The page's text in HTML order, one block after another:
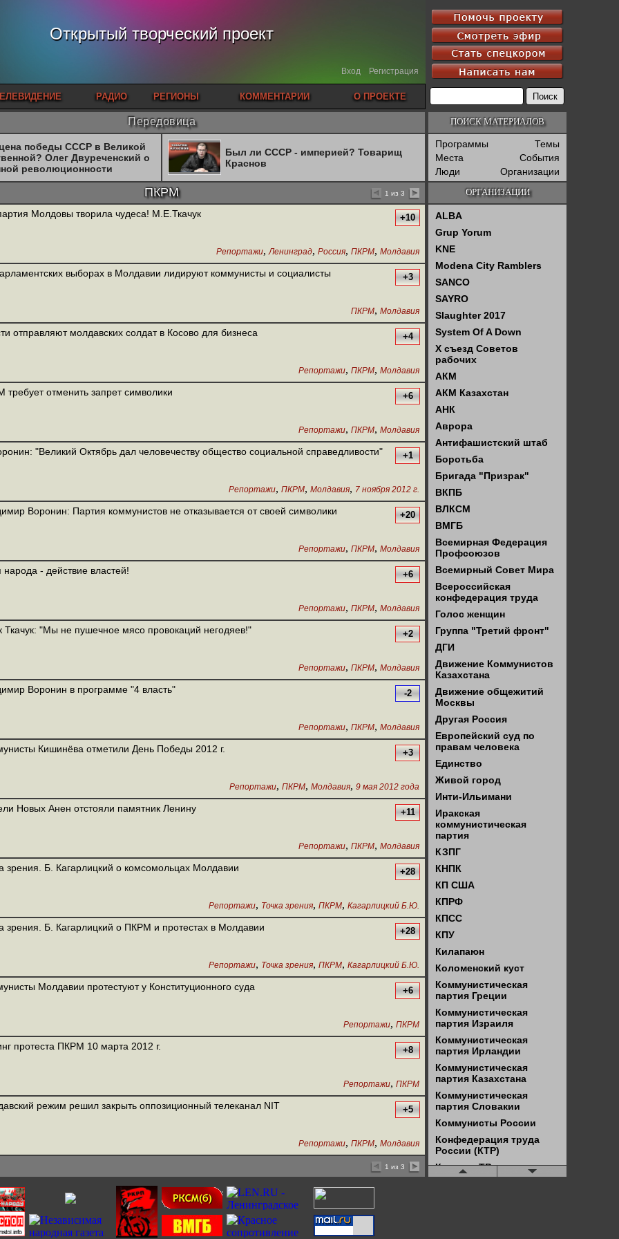
Открытый творческий проект
Вход Регистрация
РАДИО РЕГИОНЫ КОММЕНТАРИИ О ПРОЕКТЕ
Передовица
победы СССР в Великой
Олег Двуреченский о
революционности
Был ли СССР - империей? Товарищ
Краснов
ПКРМ 1 из 3
Молдовы творила чудеса! М.Е.Ткачук +10
Репортажи, Ленинград, Россия, ПКРМ, Молдавия
выборах в Молдавии лидируют коммунисты и социалисты +3
ПКРМ, Молдавия
отправляют молдавских солдат в Косово для бизнеса +4
Репортажи, ПКРМ, Молдавия
требует отменить запрет символики +6
Репортажи, ПКРМ, Молдавия
"Великий Октябрь дал человечеству общество социальной справедливости" +1
Репортажи, ПКРМ, Молдавия, 7 ноября 2012 г.
Воронин: Партия коммунистов не отказывается от своей символики +20
Репортажи, ПКРМ, Молдавия
народа - действие властей! +6
Репортажи, ПКРМ, Молдавия
Ткачук: "Мы не пушечное мясо провокаций негодяев!" +2
Репортажи, ПКРМ, Молдавия
Воронин в программе "4 власть" -2
Репортажи, ПКРМ, Молдавия
Кишинёва отметили День Победы 2012 г. +3
Репортажи, ПКРМ, Молдавия, 9 мая 2012 года
Новых Анен отстояли памятник Ленину +11
Репортажи, ПКРМ, Молдавия
зрения. Б. Кагарлицкий о комсомольцах Молдавии +28
Репортажи, Точка зрения, ПКРМ, Кагарлицкий Б.Ю.
зрения. Б. Кагарлицкий о ПКРМ и протестах в Молдавии +28
Репортажи, Точка зрения, ПКРМ, Кагарлицкий Б.Ю.
Молдавии протестуют у Конституционного суда +6
Репортажи, ПКРМ
протеста ПКРМ 10 марта 2012 г. +8
Репортажи, ПКРМ
режим решил закрыть оппозиционный телеканал NIT +5
Репортажи, ПКРМ, Молдавия
1 из 3
ПОИСК МАТЕРИАЛОВ
Программы
Темы
Места
События
Люди
Организации
ОРГАНИЗАЦИИ
ALBA
Grup Yorum
KNE
Modena City Ramblers
SANCO
SAYRO
Slaughter 2017
System Of A Down
X съезд Советов
рабочих
АКМ
АКМ Казахстан
АНК
Аврора
Антифашистский штаб
Боротьба
Бригада "Призрак"
ВКПБ
ВЛКСМ
ВМГБ
Всемирная Федерация
Профсоюзов
Всемирный Совет Мира
Всероссийская
конфедерация труда
Голос женщин
Группа "Третий фронт"
ДГИ
Движение Коммунистов
Казахстана
Движение общежитий
Москвы
Другая Россия
Европейский суд по
правам человека
Единство
Живой город
Инти-Ильимани
Иракская
коммунистическая
партия
КЗПГ
КНПК
КП США
КПРФ
КПСС
КПУ
Килапаюн
Коломенский куст
Коммунистическая
партия Греции
Коммунистическая
партия Израиля
Коммунистическая
партия Ирландии
Коммунистическая
партия Казахстана
Коммунистическая
партия Словакии
Коммунисты России
Конфедерация труда
России (КТР)
Красное ТВ